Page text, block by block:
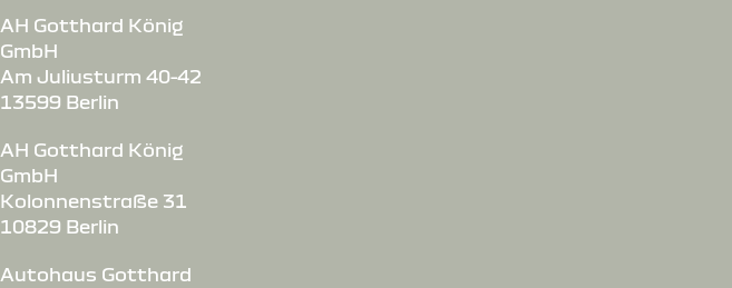
AH Gotthard König
GmbH
Am Juliusturm 40-42
13599 Berlin
AH Gotthard König
GmbH
Kolonnenstraße 31
10829 Berlin
Autohaus Gotthard